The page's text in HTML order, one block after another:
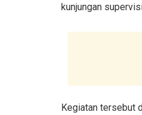
kunjungan
Kegiatan tersebut